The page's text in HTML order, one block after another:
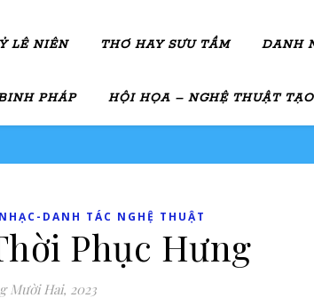
LÊ NIÊN THƠ HAY SƯU TẦM DANH
PHÁP HỘI HỌA – NGHỆ THUẬT
DANH TÁC NGHỆ THUẬT
Phục Hưng
Mười Hai, 2023